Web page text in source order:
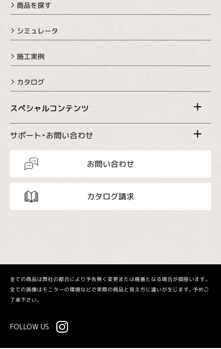
商品を探す
シミュレータ
施工実例
カタログ
スペシャルコンテンツ
サポート・お問い合わせ
お問い合わせ
カタログ請求
全ての商品は弊社の都合により予告無く変更または廃番となる場合が御座います。
全ての画像はモニターの環境などで実際の商品と見え方に違いが生じます。予めご
了承下さい。
FOLLOW US